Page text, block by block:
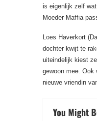
is eigenlijk zelf
Moeder Maffia
Loes Haverkort
dochter kwijt te
uiteindelijk kiest
gewoon mee. Ook
nieuwe vriendin
You Might